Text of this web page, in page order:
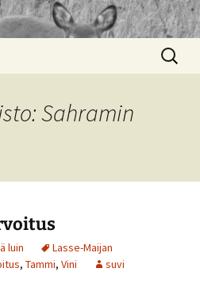
Haku:
Sahramin
luin
Lasse-Maijan
, Tammi, Vini suvi